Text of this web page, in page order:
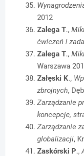
2012
Zalega T.,
ćwiczeń i
Zalega T.,
Warszawa
Załęski K.,
zbrojnych,
Zarządzanie
koncepcje,
Zarządzanie
globalizacji,
Zaskórski P.,